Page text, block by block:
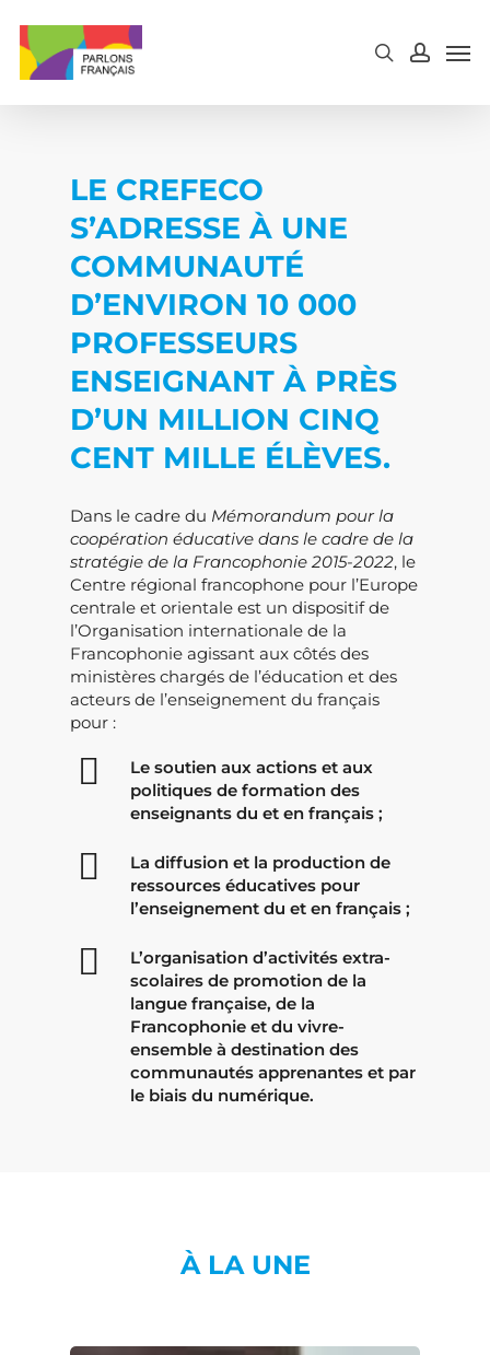
main
content
LE CREFECO
S’ADRESSE À UNE
COMMUNAUTÉ
D’ENVIRON 10 000
PROFESSEURS
ENSEIGNANT À PRÈS
D’UN MILLION CINQ
CENT MILLE ÉLÈVES.
Dans le cadre du Mémorandum pour la
coopération éducative dans le cadre de la
stratégie de la Francophonie 2015-2022, le
Centre régional francophone pour l’Europe
centrale et orientale est un dispositif de
l’Organisation internationale de la
Francophonie agissant aux côtés des
ministères chargés de l’éducation et des
acteurs de l’enseignement du français
pour :
Le soutien aux actions et aux
politiques de formation des
enseignants du et en français ;
La diffusion et la production de
ressources éducatives pour
l’enseignement du et en français ;
L’organisation d’activités extra-
scolaires de promotion de la
langue française, de la
Francophonie et du vivre-
ensemble à destination des
communautés apprenantes et par
le biais du numérique.
À LA UNE